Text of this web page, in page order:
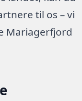
til os – vi
Mariagerfjord